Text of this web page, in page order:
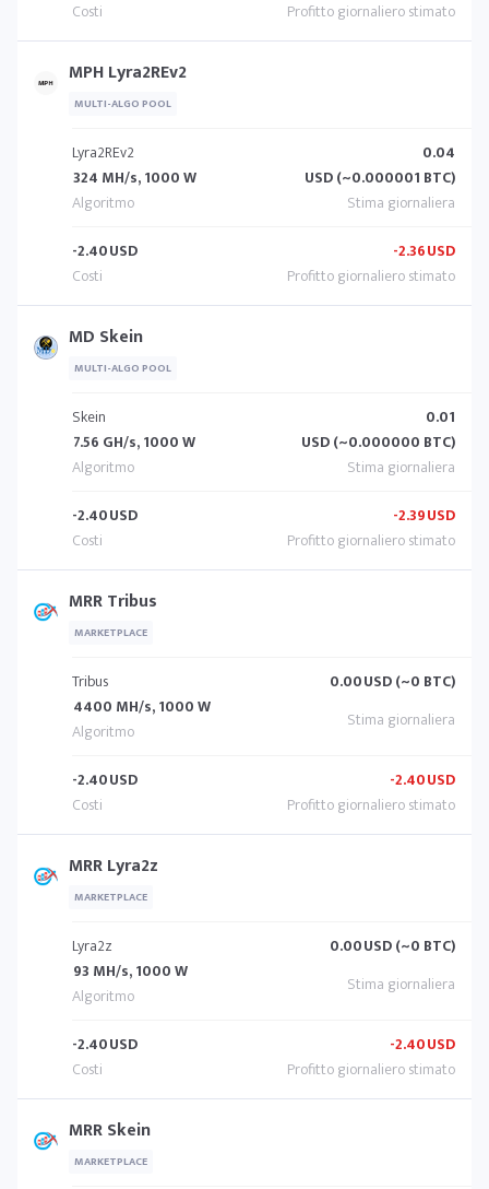
MPH Lyra2REv2
MULTI-ALGO POOL
Lyra2REv2
324 MH/s, 1000 W
0.04
USD (~0.000001 BTC)
-2.40USD -2.36USD
MD Skein
MULTI-ALGO POOL
Skein
7.56 GH/s, 1000 W
0.01
USD (~0.000000 BTC)
-2.40USD -2.39USD
MRR Tribus
MARKETPLACE
Tribus
4400 MH/s, 1000 W
0.00USD (~0 BTC)
-2.40USD -2.40USD
MRR Lyra2z
MARKETPLACE
Lyra2z
93 MH/s, 1000 W
0.00USD (~0 BTC)
-2.40USD -2.40USD
MRR Skein
MARKETPLACE